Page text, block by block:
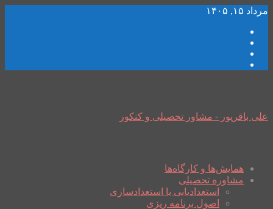
مرداد ۱۵, ۱۴۰۵
علی باقرپور - مشاور تحصیلی و کنکور
همایش‌ها و کارگاه‌ها
مشاوره تحصیلی
استعدادیابی یا استعدادسازی
اصول برنامه ریزی